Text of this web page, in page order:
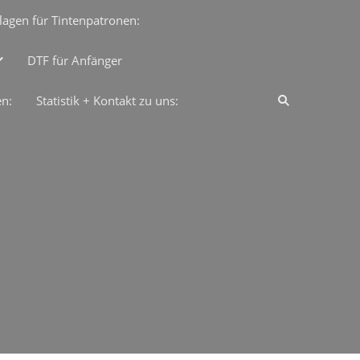
für Tintenpatronen:
DTF für Anfänger
Statistik + Kontakt zu uns: